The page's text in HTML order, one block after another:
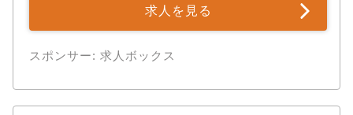
求人を見る
スポンサー: 求人ボックス